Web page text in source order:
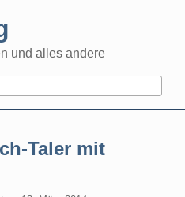
und alles andere
Taler mit